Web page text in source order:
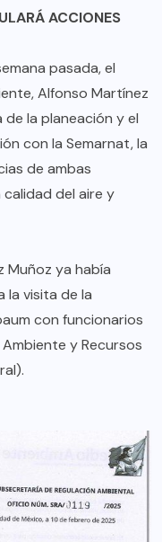
ACCIONES
pasada, el
Alfonso Martínez
la planeación y el
con la Semarnat, la
de ambas
del aire y
Muñoz ya había
la visita de la
con funcionarios
y Recursos